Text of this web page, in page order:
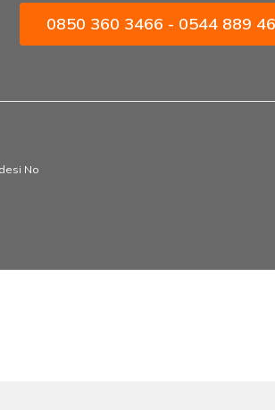
0850 360 3466 - 0544 889
No